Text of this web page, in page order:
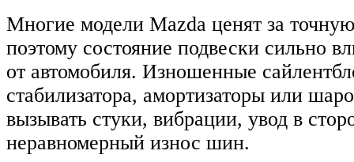
Многие модели Mazda ценят за
поэтому состояние подвески сильно
от автомобиля. Изношенные
стабилизатора, амортизаторы или
вызывать стуки, вибрации, увод в
неравномерный износ шин.